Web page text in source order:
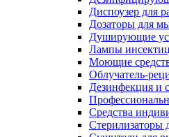
Диспоузер для
Дозаторы для
Душирующие
Лампы
Моющие
Облучатель-
Дезинфекция и
Средства
Стерилизаторы